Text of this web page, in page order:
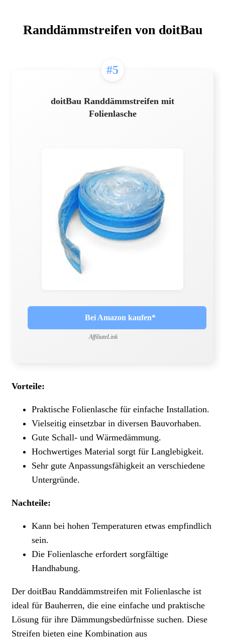
Randdämmstreifen von doitBau
#5
doitBau Randdämmstreifen mit
Folienlasche
Bei Amazon kaufen*
AffiliateLink
Vorteile:
Praktische Folienlasche für einfache Installation.
Vielseitig einsetzbar in diversen Bauvorhaben.
Gute Schall- und Wärmedämmung.
Hochwertiges Material sorgt für Langlebigkeit.
Sehr gute Anpassungsfähigkeit an verschiedene
Untergründe.
Nachteile:
Kann bei hohen Temperaturen etwas empfindlich
sein.
Die Folienlasche erfordert sorgfältige
Handhabung.
Der doitBau Randdämmstreifen mit Folienlasche ist
ideal für Bauherren, die eine einfache und praktische
Lösung für ihre Dämmungsbedürfnisse suchen. Diese
Streifen bieten eine Kombination aus